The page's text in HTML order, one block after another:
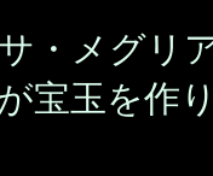
・メグリ
宝玉を作